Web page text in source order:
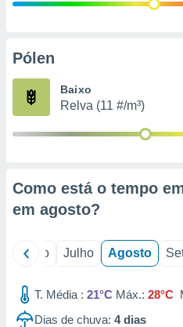
e
de
Pólen
Baixo
Relva (11 #/m³)
Como está o tempo
em agosto?
Junho Julho Agosto
T. Média : 21°C Máx.: 28°C
Dias de chuva: 4dias